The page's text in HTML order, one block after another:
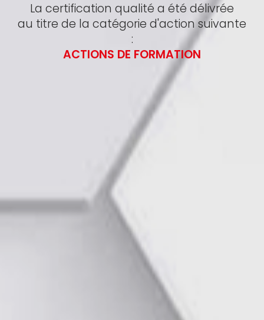
La certification qualité a été délivrée
au titre de la catégorie d'action suivante
:
ACTIONS DE FORMATION